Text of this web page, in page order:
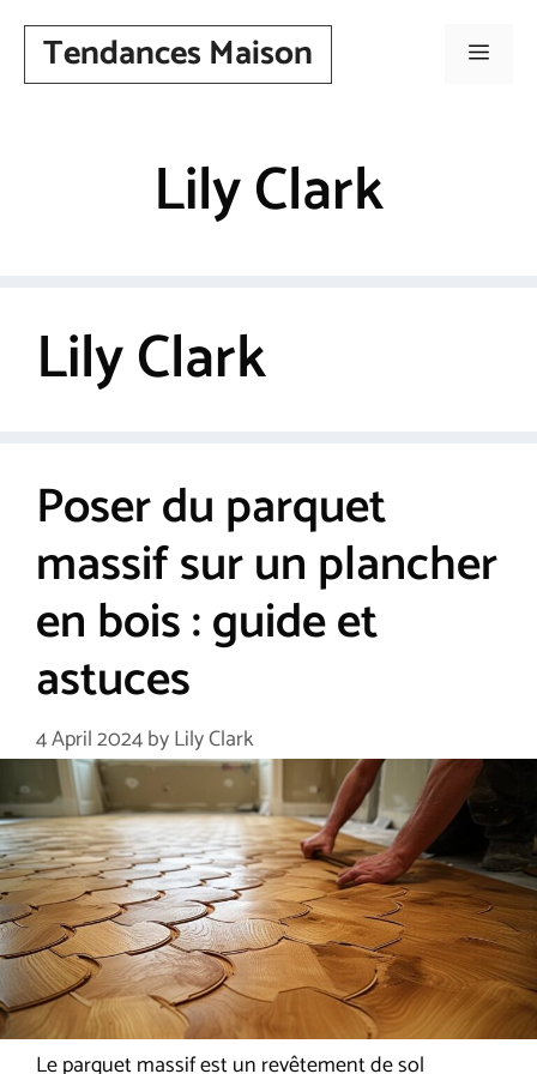
contentTendances Maison Menu
Lily Clark
Lily Clark
Poser du parquet
massif sur un plancher
en bois : guide et
astuces
4 April 2024byLily Clark
Le parquet massif est un revêtement de sol